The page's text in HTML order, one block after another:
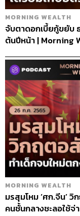
MORNING WEALTH
จับตาดอกเบี้ยกู้ขยับ
ต้นปีหน้า | Morning
MORNING WEALTH
มรสุมโหม ‘ศก.จีน’
คนชั้นกลางชะลอใช้